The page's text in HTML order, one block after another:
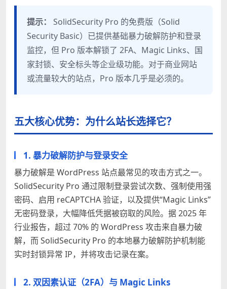
提示：
SolidSecurity Pro 的免费版（Solid
Security Basic）已提供基础暴力破解防护和登录
监控，但 Pro 版本解锁了 2FA、Magic Links、国
家封锁、安全标头等企业级功能。对于商业网站
或流量较大的站点，Pro 版本几乎是必须的。
五大核心优势：为什么站长选择它？
1. 暴力破解防护与登录安全
暴力破解是 WordPress 站点最常见的攻击方式之一。
SolidSecurity Pro 通过限制登录尝试次数、强制使用强
密码、启用 reCAPTCHA 验证，以及提供“Magic Links”
无密码登录，大幅降低凭据被窃取的风险。据 2025 年
行业报告，超过 70% 的 WordPress 攻击来自暴力破
解，而 SolidSecurity Pro 的本地暴力破解防护机制能
实时封锁异常 IP，并将攻击记录在案。
2. 双因素认证（2FA）与 Magic Links